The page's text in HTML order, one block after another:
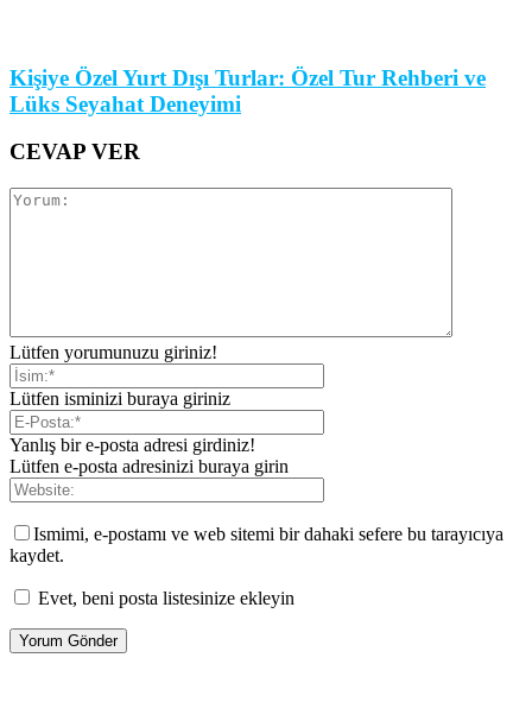
Kişiye Özel Yurt Dışı Turlar: Özel Tur Rehberi ve
Lüks Seyahat Deneyimi
CEVAP VER
Lütfen yorumunuzu giriniz!
Lütfen isminizi buraya giriniz
Yanlış bir e-posta adresi girdiniz!
Lütfen e-posta adresinizi buraya girin
Ismimi, e-postamı ve web sitemi bir dahaki sefere bu tarayıcıya
kaydet.
Evet, beni posta listesinize ekleyin